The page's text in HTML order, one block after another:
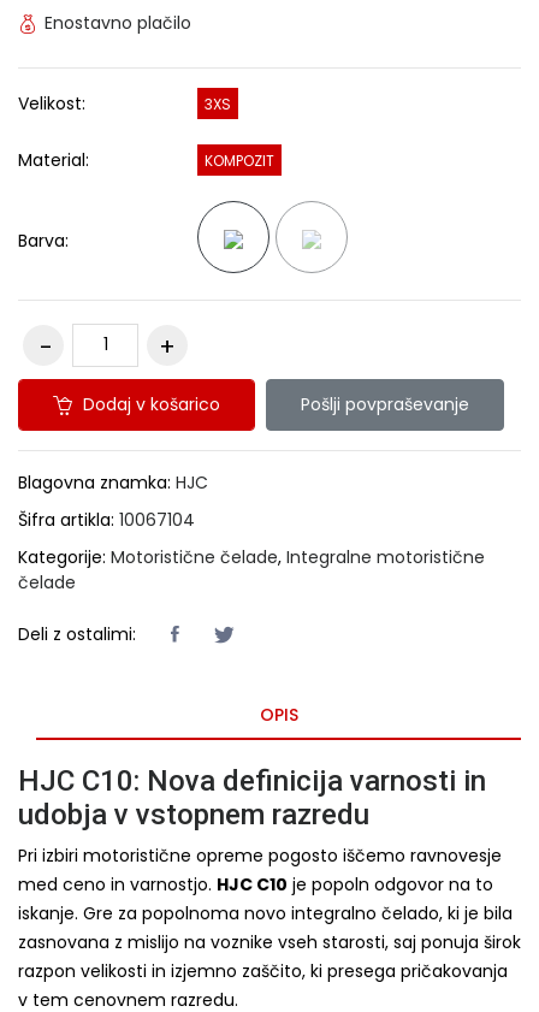
Enostavno plačilo
Velikost: 3XS
Material: KOMPOZIT
Barva:
Dodaj v košarico Pošlji povpraševanje
Blagovna znamka: HJC
Šifra artikla: 10067104
Kategorije: Motoristične čelade, Integralne motoristične
čelade
Deli z ostalimi:
OPIS
HJC C10: Nova definicija varnosti in
udobja v vstopnem razredu
Pri izbiri motoristične opreme pogosto iščemo ravnovesje
med ceno in varnostjo. HJC C10 je popoln odgovor na to
iskanje. Gre za popolnoma novo integralno čelado, ki je bila
zasnovana z mislijo na voznike vseh starosti, saj ponuja širok
razpon velikosti in izjemno zaščito, ki presega pričakovanja
v tem cenovnem razredu.